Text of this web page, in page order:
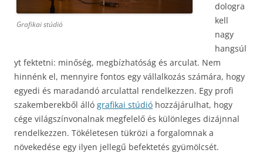
Grafikai stúdió
dologra
kell
nagy
hangsúl
yt fektetni: minőség, megbízhatóság és arculat. Nem
hinnénk el, mennyire fontos egy vállalkozás számára, hogy
egyedi és maradandó arculattal rendelkezzen. Egy profi
szakemberekből álló grafikai stúdió hozzájárulhat, hogy
cége világszínvonalnak megfelelő és különleges dizájnnal
rendelkezzen. Tökéletesen tükrözi a forgalomnak a
növekedése egy ilyen jellegű befektetés gyümölcsét.